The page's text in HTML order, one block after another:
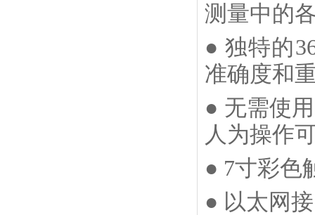
测量中的
● 独特的
准确度和
● 无需使
人为操作
● 7寸彩色
● 以太网